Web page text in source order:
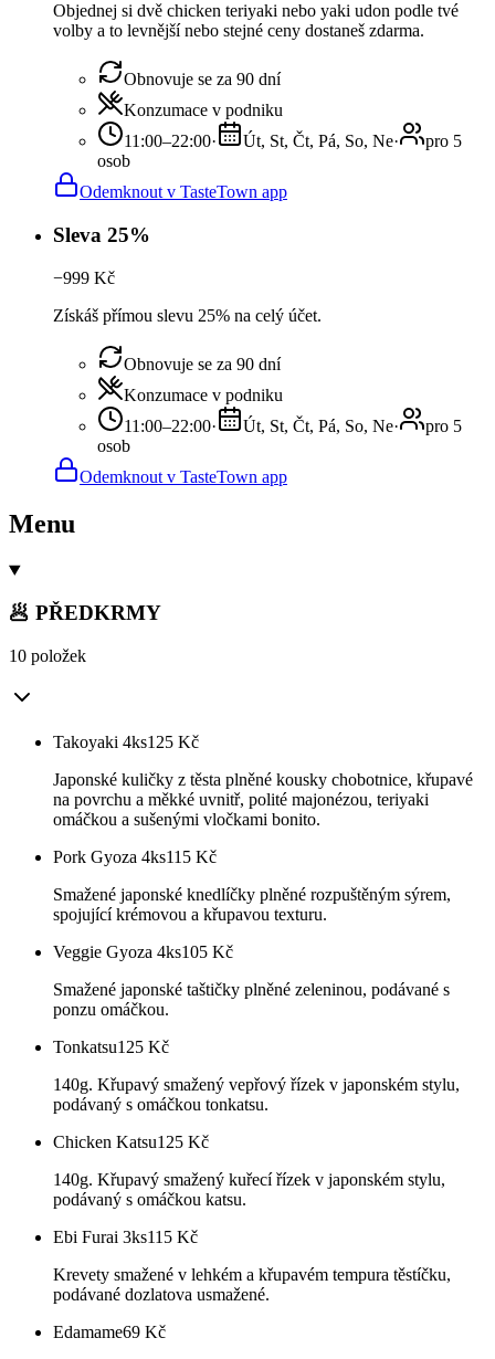
Objednej si dvě chicken teriyaki nebo yaki udon podle tvé
volby a to levnější nebo stejné ceny dostaneš zdarma.
Obnovuje se za 90 dní
Konzumace v podniku
11:00–22:00· Út, St, Čt, Pá, So, Ne·
pro 5
osob
Odemknout v TasteTown app
Sleva 25%
−999 Kč
Získáš přímou slevu 25% na celý účet.
Obnovuje se za 90 dní
Konzumace v podniku
11:00–22:00· Út, St, Čt, Pá, So, Ne·
pro 5
osob
Odemknout v TasteTown app
Menu
🥟 PŘEDKRMY
10 položek
Takoyaki 4ks125 Kč
Japonské kuličky z těsta plněné kousky chobotnice, křupavé
na povrchu a měkké uvnitř, polité majonézou, teriyaki
omáčkou a sušenými vločkami bonito.
Pork Gyoza 4ks115 Kč
Smažené japonské knedlíčky plněné rozpuštěným sýrem,
spojující krémovou a křupavou texturu.
Veggie Gyoza 4ks105 Kč
Smažené japonské taštičky plněné zeleninou, podávané s
ponzu omáčkou.
Tonkatsu125 Kč
140g. Křupavý smažený vepřový řízek v japonském stylu,
podávaný s omáčkou tonkatsu.
Chicken Katsu125 Kč
140g. Křupavý smažený kuřecí řízek v japonském stylu,
podávaný s omáčkou katsu.
Ebi Furai 3ks115 Kč
Krevety smažené v lehkém a křupavém tempura těstíčku,
podávané dozlatova usmažené.
Edamame69 Kč